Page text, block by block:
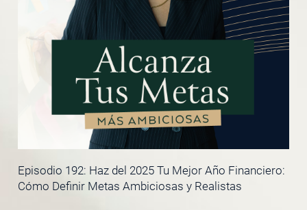
Episodio 192: Haz del 2025 Tu Mejor Año Financiero:
Cómo Definir Metas Ambiciosas y Realistas